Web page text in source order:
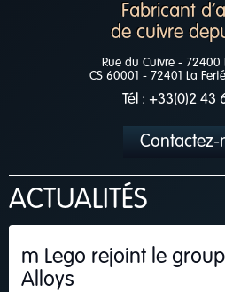
Fabricant
de cuivre
Rue du Cuivre - 72400
CS 60001 - 72401 La
Tél : +33(0)2 43
Contactez-
ACTUALITÉS
m Lego rejoint le
Alloys